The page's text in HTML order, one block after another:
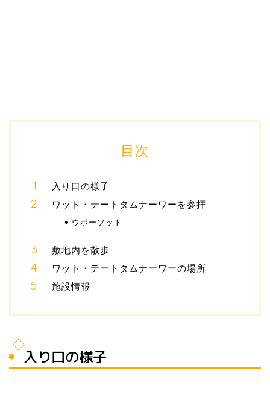
目次
入り口の様子
ワット・テートタムナーワーを参拝
ウボーソット
敷地内を散歩
ワット・テートタムナーワーの場所
施設情報
入り口の様子